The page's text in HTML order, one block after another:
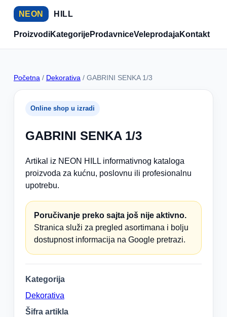
NEON HILL
ProizvodiKategorijeProdavniceVeleprodajaKontakt
Početna / Dekorativa / GABRINI SENKA 1/3
Online shop u izradi
GABRINI SENKA 1/3
Artikal iz NEON HILL informativnog kataloga
proizvoda za kućnu, poslovnu ili profesionalnu
upotrebu.
Poručivanje preko sajta još nije aktivno.
Stranica služi za pregled asortimana i bolju
dostupnost informacija na Google pretrazi.
Kategorija
Dekorativa
Šifra artikla